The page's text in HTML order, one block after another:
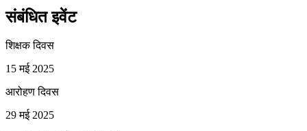
संबंधित इवेंट
शिक्षक दिवस
15 मई 2025
आरोहण दिवस
29 मई 2025